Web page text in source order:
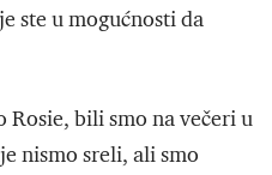
ste u mogućnosti da
Rosie, bili smo na večeri u
nismo sreli, ali smo